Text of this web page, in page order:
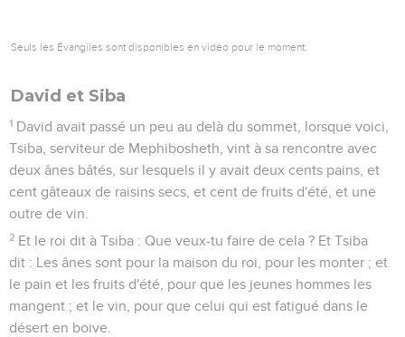
Seuls les Évangiles sont disponibles en vidéo pour le moment.
David et Siba
1 David avait passé un peu au delà du sommet, lorsque voici,
Tsiba, serviteur de Mephibosheth, vint à sa rencontre avec
deux ânes bâtés, sur lesquels il y avait deux cents pains, et
cent gâteaux de raisins secs, et cent de fruits d'été, et une
outre de vin.
2 Et le roi dit à Tsiba : Que veux-tu faire de cela ? Et Tsiba
dit : Les ânes sont pour la maison du roi, pour les monter ; et
le pain et les fruits d'été, pour que les jeunes hommes les
mangent ; et le vin, pour que celui qui est fatigué dans le
désert en boive.